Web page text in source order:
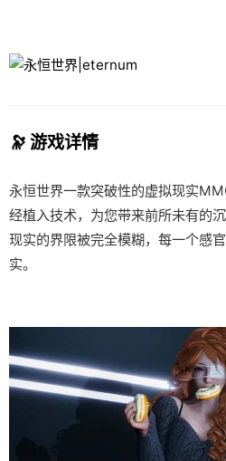
🔭 游戏详情
永恒世界一款突破性的虚拟现实
经植入技术，为您带来前所未有的
现实的界限被完全模糊，每一个感
实。